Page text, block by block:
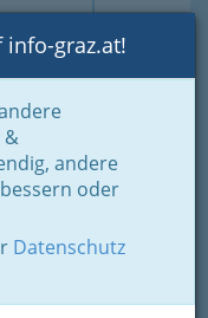
Login Toggle
graz.at!
&
andere
oder
Datenschutz
Künstlerinnen